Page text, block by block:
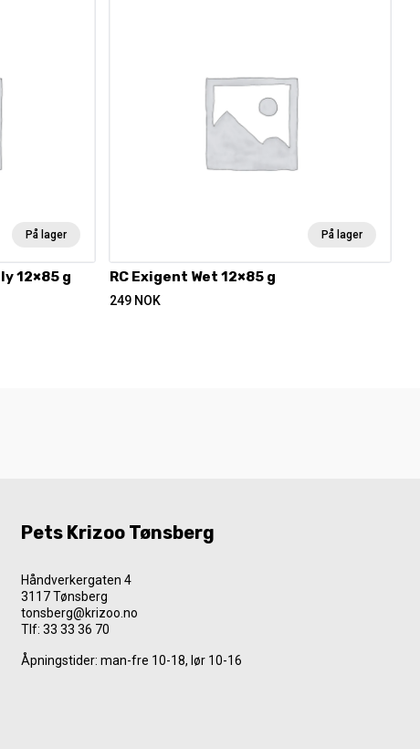
På lager
12×85 g
På lager
RC Exigent Wet 12×85 g
249 NOK
Pets Krizoo Tønsberg
Håndverkergaten 4
3117 Tønsberg
tonsberg@krizoo.no
Tlf: 33 33 36 70
Åpningstider: man-fre 10-18, lør 10-16